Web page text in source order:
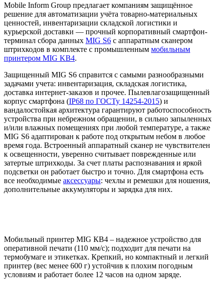
Mobile Inform Group предлагает компаниям защищённое
решение для автоматизации учёта товарно-материальных
ценностей, инвентаризации складской логистики и
курьерской доставки — прочный корпоративный смартфон-
терминал сбора данных MIG S6 с аппаратным сканером
штрихкодов в комплекте с промышленным мобильным
принтером MIG KB4.
Защищенный MIG S6 справится с самыми разнообразными
задачами учета: инвентаризация, складская логистика,
доставка интернет-заказов и прочее. Пылевлагозащищенный
корпус смартфона (IP68 по ГОСТу 14254-2015) и
вандалостойкая архитектура гарантируют работоспособность
устройства при небрежном обращении, в сильно запыленных
и/или влажных помещениях при любой температуре, а также
MIG S6 адаптирован к работе под открытым небом в любое
время года. Встроенный аппаратный сканер не чувствителен
к освещенности, уверенно считывает поврежденные или
затертые штрихкоды. За счет платы распознавания и яркой
подсветки он работает быстро и точно. Для смартфона есть
все необходимые аксессуары: чехлы и ремешки для ношения,
дополнительные аккумуляторы и зарядка для них.
Мобильный принтер MIG КВ4 – надежное устройство для
оперативной печати (110 мм/с); подходит для печати на
термобумаге и этикетках. Крепкий, но компактный и легкий
принтер (вес менее 600 г) устойчив к плохим погодным
условиям и работает более 12 часов на одном заряде.